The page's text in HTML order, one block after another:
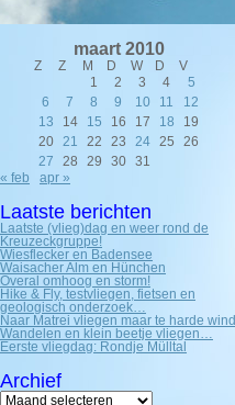
maart 2010
Z Z M D W D
V
1
2 3 4
5
6
7 8 9 10 11
12
13
14 15 16 17 18
19
20
21 22 23 24 25
26
27
28 29 30
31
« feb
apr »
Laatste berichten
Laatste (vlieg)dag en weer rond de
Kreuzeckgruppe!
Wiesflecker en Badensee
Waisacher Alm en Hünchen
Overal omhoog en storm!
Hike & Fly, testvliegen, fietsen en
geologisch onderzoek…
Naar Matrei vliegen maar te harde wind
Wandelen en klein beetje vliegen…
Eerste vliegdag: Rondje Mülltal
Archief
Archief